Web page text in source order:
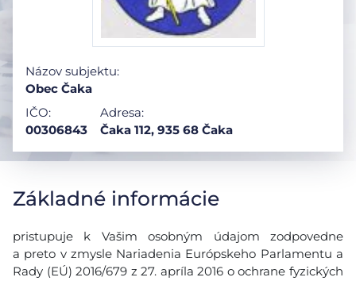
Názov subjektu:
Obec Čaka
IČO:
00306843
Adresa:
Čaka 112, 935 68 Čaka
Základné informácie
pristupuje k Vašim osobným údajom zodpovedne
a preto v zmysle Nariadenia Európskeho Parlamentu a
Rady (EÚ) 2016/679 z 27. apríla 2016 o ochrane fyzických